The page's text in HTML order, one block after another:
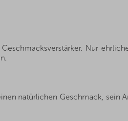
Nur
natürlichen Geschmack, sein